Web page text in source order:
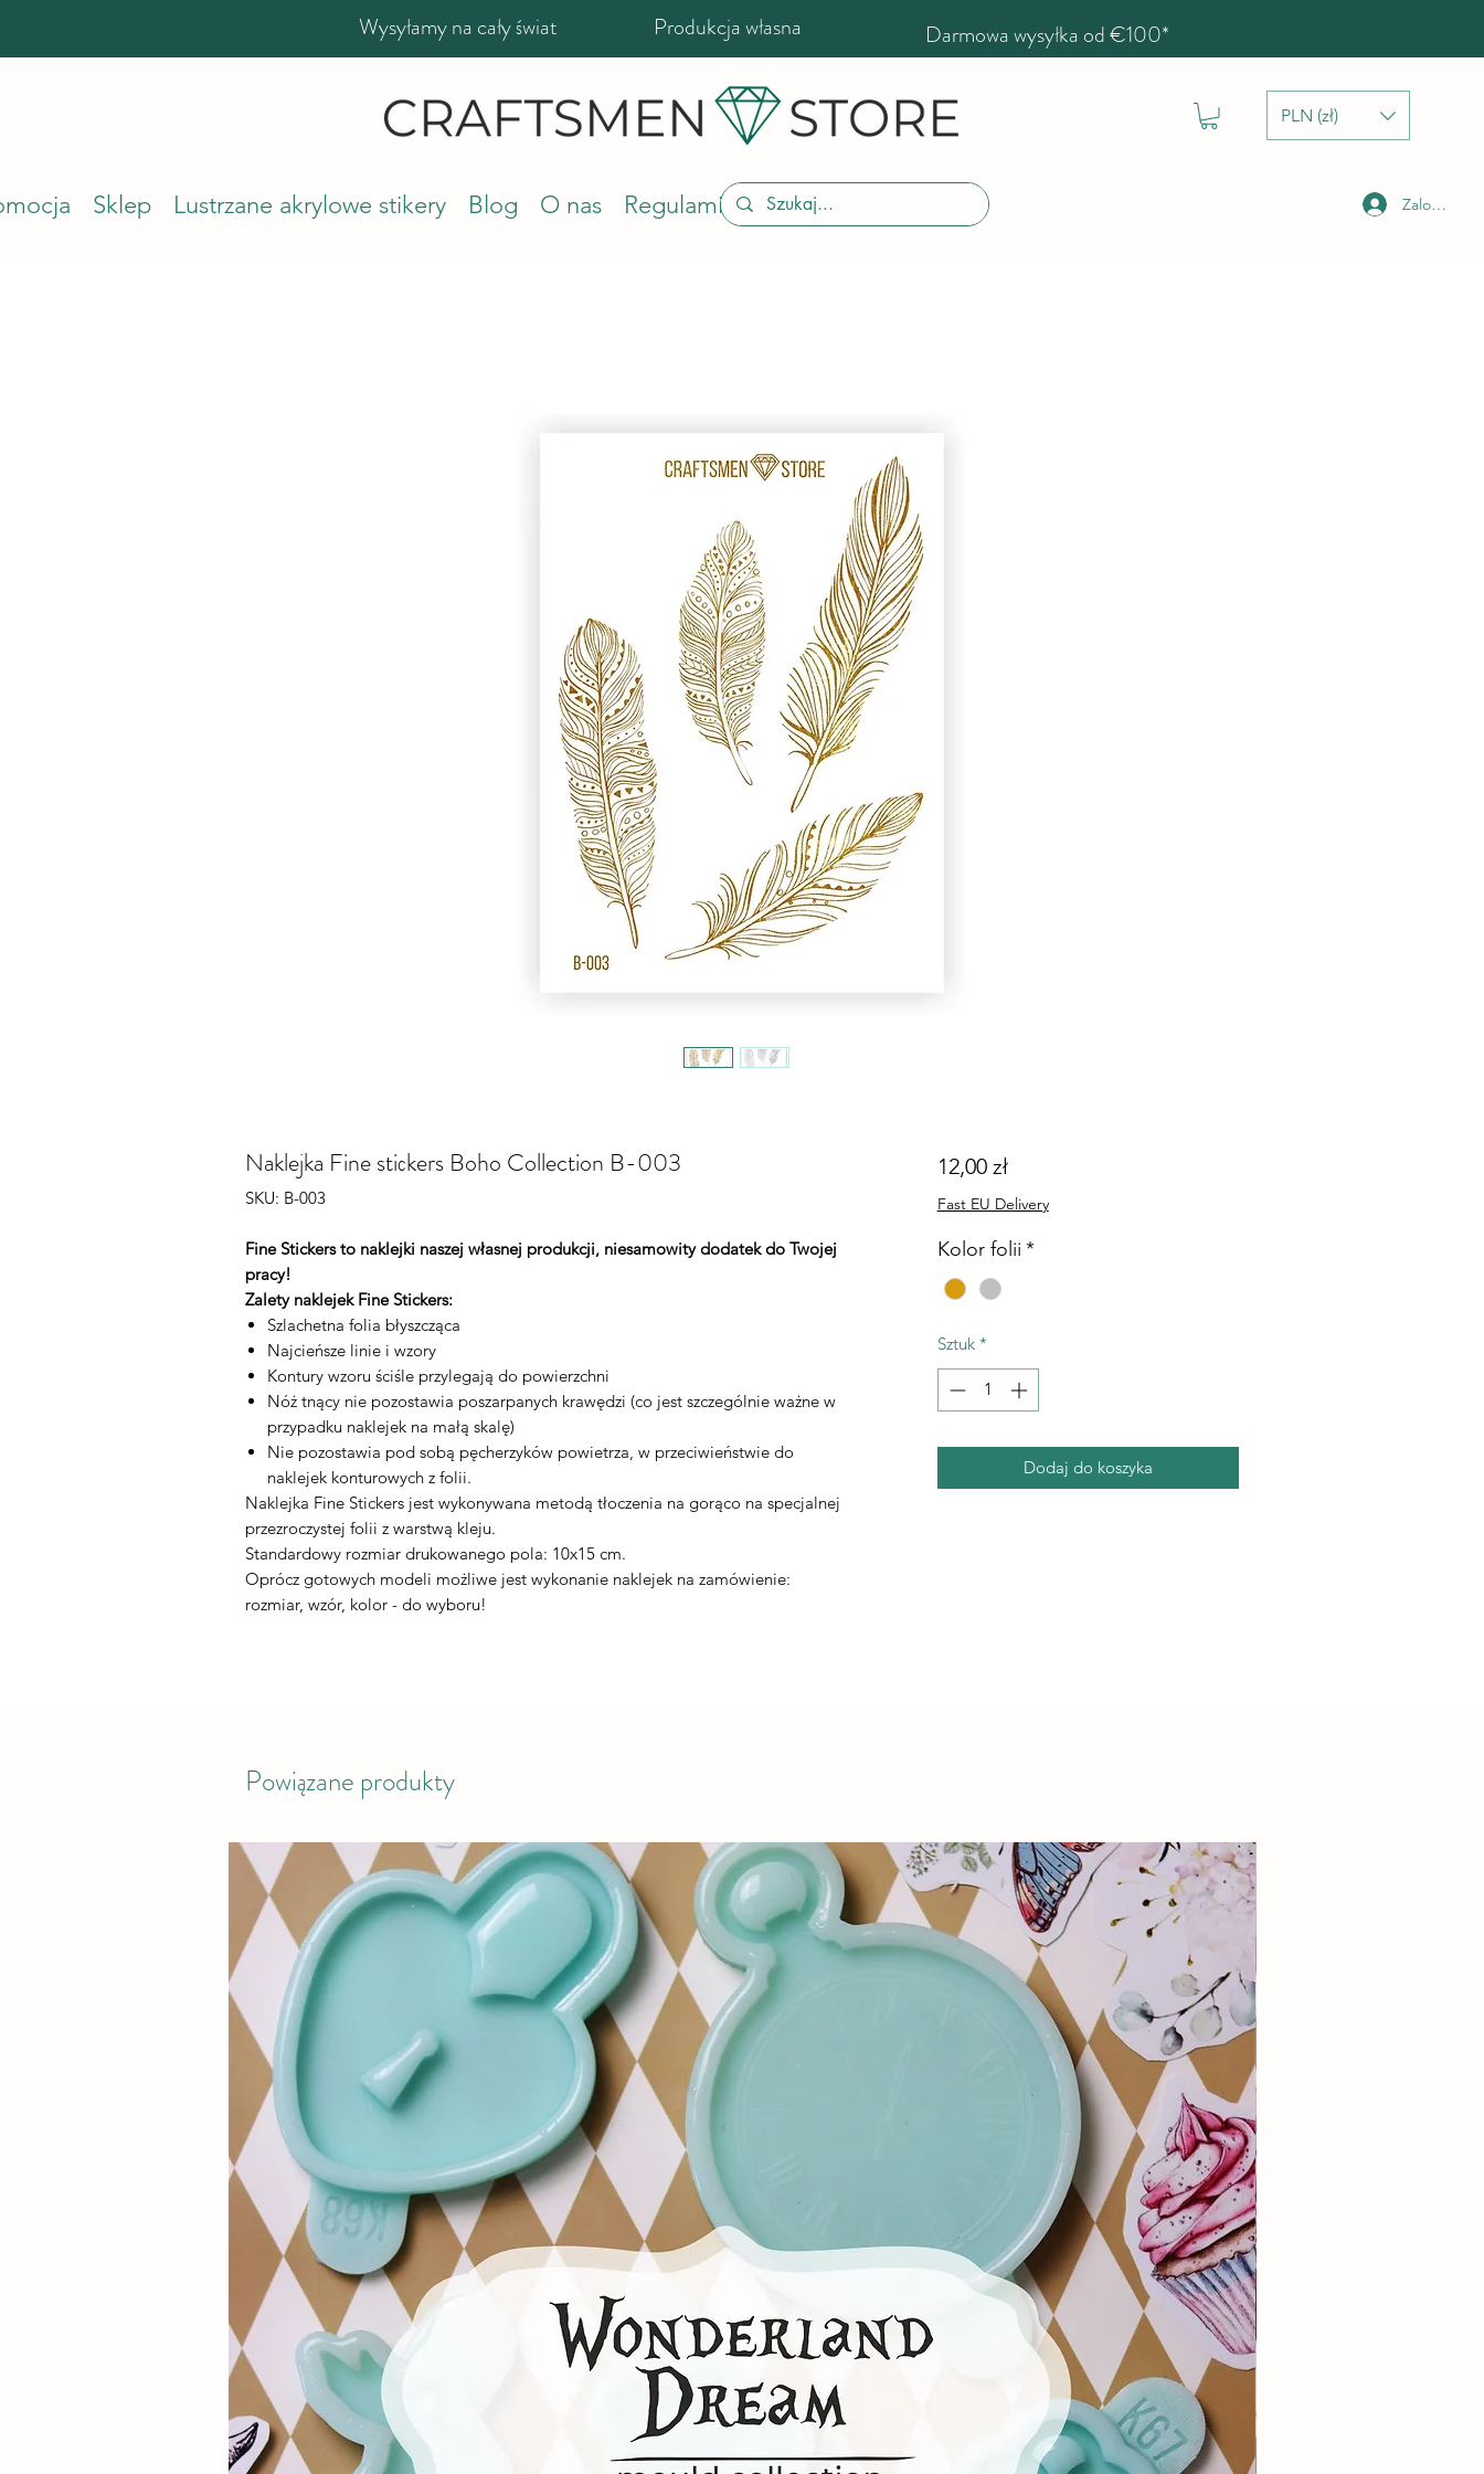
Wysyłamy na cały świat Produkcja własna Darmowa wysyłka od €100*
PLN (zł)
Sklep Lustrzane akrylowe stikery Blog O nas Regulamin sklepu Zaloguj się
Naklejka Fine stiсkers Boho Collection B-003
SKU: B-003
Fine Stickers to naklejki naszej własnej produkcji, niesamowity dodatek do Twojej
pracy!
Zalety naklejek Fine Stickers:
Szlachetna folia błyszcząca
Najcieńsze linie i wzory
Kontury wzoru ściśle przylegają do powierzchni
Nóż tnący nie pozostawia poszarpanych krawędzi (co jest szczególnie ważne w
przypadku naklejek na małą skalę)
Nie pozostawia pod sobą pęcherzyków powietrza, w przeciwieństwie do
naklejek konturowych z folii.
Naklejka Fine Stickers jest wykonywana metodą tłoczenia na gorąco na specjalnej
przezroczystej folii z warstwą kleju.
Standardowy rozmiar drukowanego pola: 10x15 cm.
Oprócz gotowych modeli możliwe jest wykonanie naklejek na zamówienie:
rozmiar, wzór, kolor - do wyboru!
12,00 złCena
Fast EU Delivery
Kolor folii *
Sztuk *
Dodaj do koszyka
Powiązane produkty